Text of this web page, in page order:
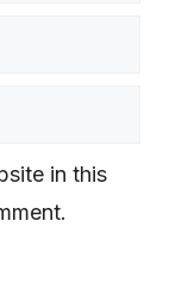
in this